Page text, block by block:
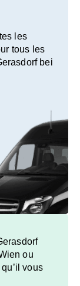
les
tous les
bei
ou
vous